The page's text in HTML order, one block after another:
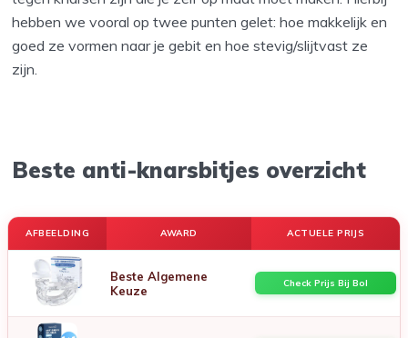
hebben we vooral op twee punten gelet: hoe makkelijk en
goed ze vormen naar je gebit en hoe stevig/slijtvast ze
zijn.
Beste anti-knarsbitjes overzicht
AFBEELDING AWARD ACTUELE PRIJS
Beste Algemene
Keuze
Check Prijs Bij Bol